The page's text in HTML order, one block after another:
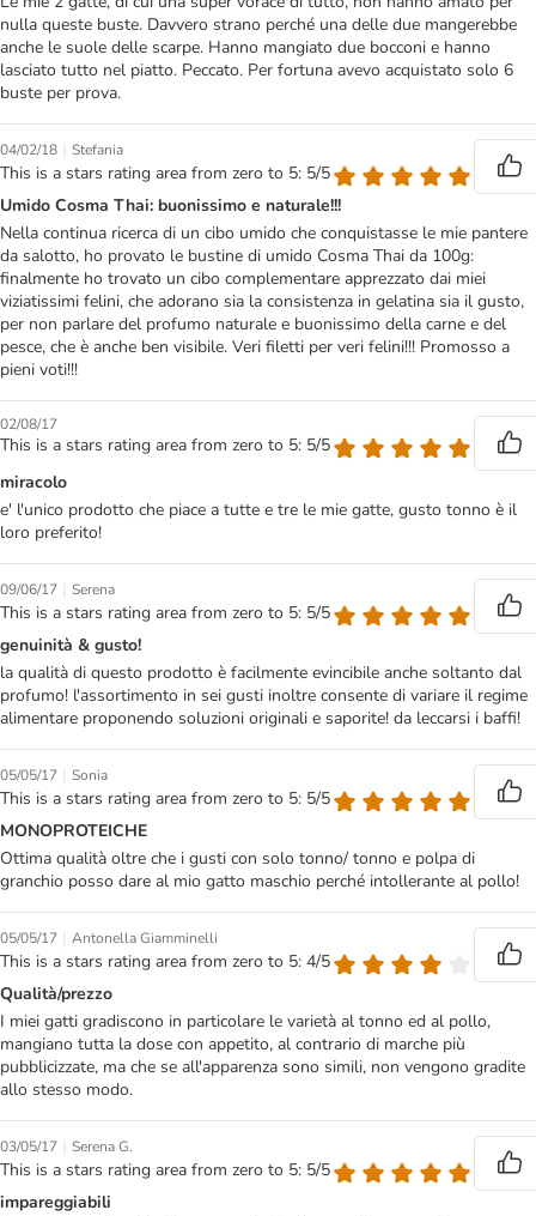
nulla queste buste. Davvero strano perché una delle due mangerebbe
anche le suole delle scarpe. Hanno mangiato due bocconi e hanno
lasciato tutto nel piatto. Peccato. Per fortuna avevo acquistato solo 6
buste per prova.
04/02/18 | Stefania
This is a stars rating area from zero to 5: 5/5
Umido Cosma Thai: buonissimo e naturale!!!
Nella continua ricerca di un cibo umido che conquistasse le mie pantere
da salotto, ho provato le bustine di umido Cosma Thai da 100g:
finalmente ho trovato un cibo complementare apprezzato dai miei
viziatissimi felini, che adorano sia la consistenza in gelatina sia il gusto,
per non parlare del profumo naturale e buonissimo della carne e del
pesce, che è anche ben visibile. Veri filetti per veri felini!!! Promosso a
pieni voti!!!
02/08/17
This is a stars rating area from zero to 5: 5/5
miracolo
e' l'unico prodotto che piace a tutte e tre le mie gatte, gusto tonno è il
loro preferito!
09/06/17 | Serena
This is a stars rating area from zero to 5: 5/5
genuinità & gusto!
la qualità di questo prodotto è facilmente evincibile anche soltanto dal
profumo! l'assortimento in sei gusti inoltre consente di variare il regime
alimentare proponendo soluzioni originali e saporite! da leccarsi i baffi!
05/05/17 | Sonia
This is a stars rating area from zero to 5: 5/5
MONOPROTEICHE
Ottima qualità oltre che i gusti con solo tonno/ tonno e polpa di
granchio posso dare al mio gatto maschio perché intollerante al pollo!
05/05/17 | Antonella Giamminelli
This is a stars rating area from zero to 5: 4/5
Qualità/prezzo
I miei gatti gradiscono in particolare le varietà al tonno ed al pollo,
mangiano tutta la dose con appetito, al contrario di marche più
pubblicizzate, ma che se all'apparenza sono simili, non vengono gradite
allo stesso modo.
03/05/17 | Serena G.
This is a stars rating area from zero to 5: 5/5
impareggiabili